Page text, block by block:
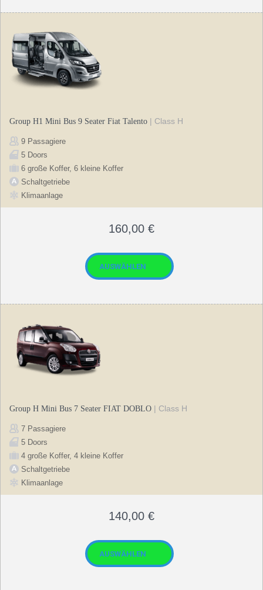
Group H1 Mini Bus 9 Seater Fiat Talento | Class H
9 Passagiere
5 Doors
6 große Koffer, 6 kleine Koffer
Schaltgetriebe
Klimaanlage
160,00 €
Group H Mini Bus 7 Seater FIAT DOBLO | Class H
7 Passagiere
5 Doors
4 große Koffer, 4 kleine Koffer
Schaltgetriebe
Klimaanlage
140,00 €